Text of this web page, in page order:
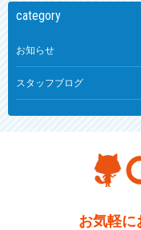
category
お知らせ
スタッフブログ
お気軽に